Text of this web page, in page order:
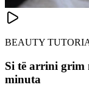
BEAUTY
Si të arrini grim
minuta